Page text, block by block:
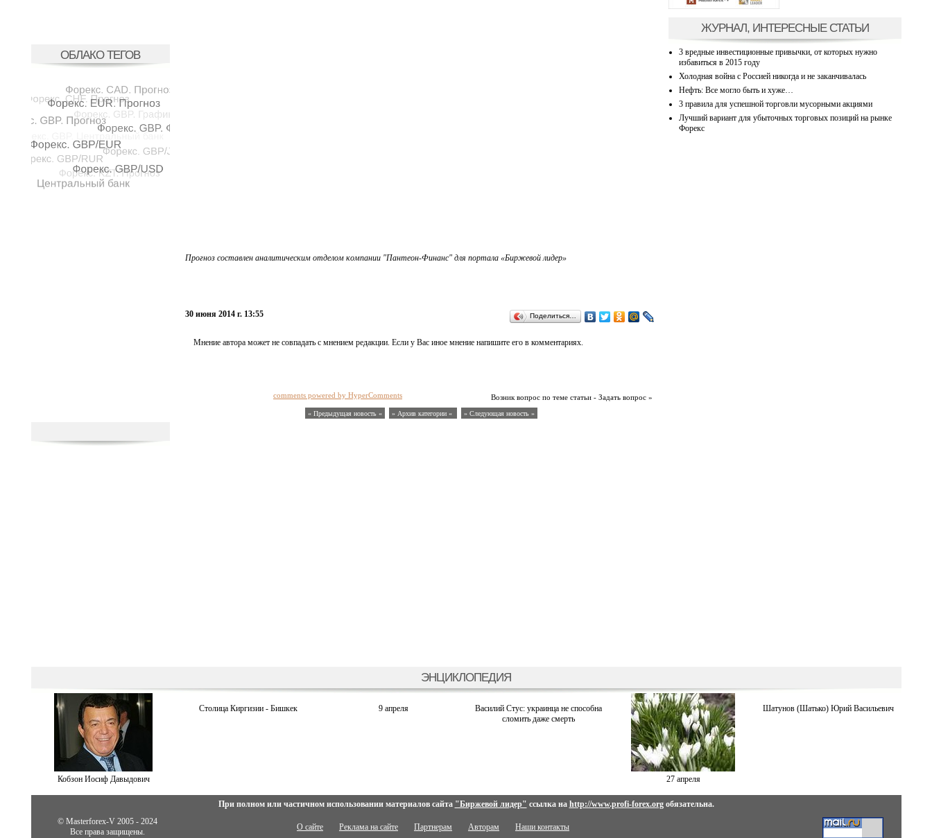
ОБЛАКО ТЕГОВ
Прогноз составлен аналитическим отделом компании "Пантеон-Финанс" для портала «Биржевой лидер»
30 июня 2014 г. 13:55 Поделиться…
Мнение автора может не совпадать с мнением редакции. Если у Вас иное мнение напишите его в комментариях.
Возник вопрос по теме статьи - Задать вопрос »
comments powered by HyperComments
« Предыдущая новость « » Архив категории « » Следующая новость »
ЖУРНАЛ, ИНТЕРЕСНЫЕ СТАТЬИ
3 вредные инвестиционные привычки, от которых нужно
избавиться в 2015 году
Холодная война с Россией никогда и не заканчивалась
Нефть: Все могло быть и хуже…
3 правила для успешной торговли мусорными акциями
Лучший вариант для убыточных торговых позиций на рынке
Форекс
ЭНЦИКЛОПЕДИЯ
Кобзон Иосиф Давыдович
Столица Киргизии - Бишкек 9 апреля
Василий Стус: украинца не способна
сломить даже смерть
27 апреля
Шатунов (Шатько) Юрий Васильевич
При полном или частичном использовании материалов сайта "Биржевой лидер" ссылка на http://www.profi-forex.orgобязательна.
© Masterforex-V 2005 - 2024
Все права защищены.
О сайте Реклама на сайте Партнерам Авторам Наши контакты